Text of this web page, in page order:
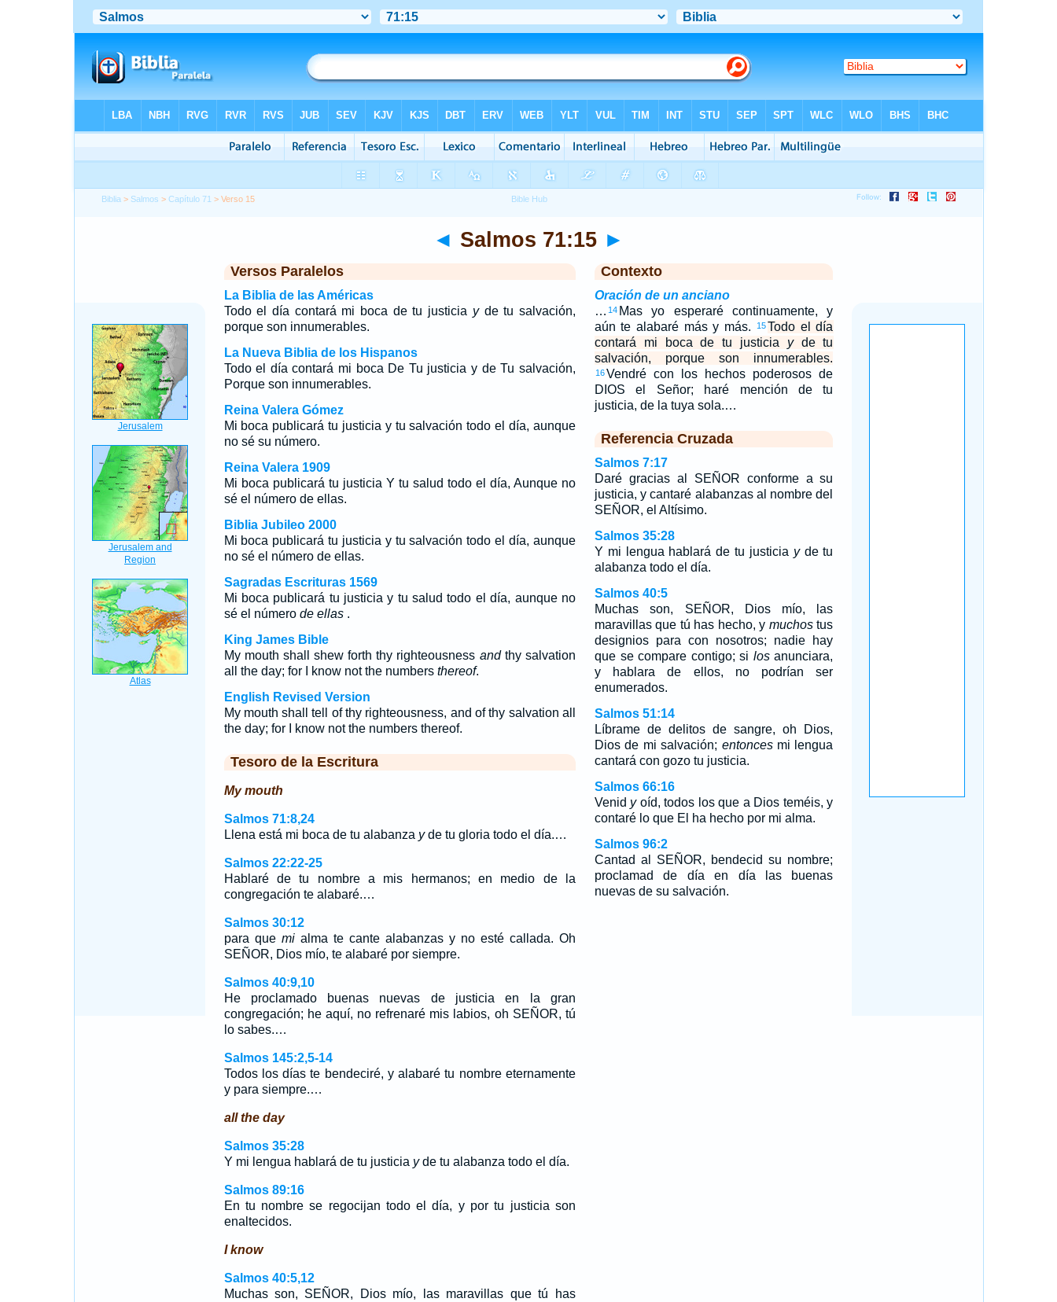
Biblia > Salmos >Capítulo 71 > Verso 15
◄ Salmos 71:15 ►
Versos Paralelos
La Biblia de las Américas
Todo el día contará mi boca de tu justicia yde tu salvación,
porque son innumerables.
La Nueva Biblia de los Hispanos
Todo el día contará mi boca De Tu justicia y de Tu salvación,
Porque son innumerables.
Reina Valera Gómez
Mi boca publicará tu justicia y tu salvación todo el día, aunque
no sé su número.
Reina Valera 1909
Mi boca publicará tu justicia Y tu salud todo el día, Aunque no
sé el número de ellas.
Biblia Jubileo 2000
Mi boca publicará tu justicia y tu salvación todo el día, aunque
no sé el número de ellas.
Sagradas Escrituras 1569
Mi boca publicará tu justicia y tu salud todo el día, aunque no
sé el número de ellas.
King James Bible
My mouth shall shew forth thy righteousness andthy salvation
all the day; for I know not the numbers thereof.
English Revised Version
My mouth shall tell of thy righteousness, and of thy salvation all
the day; for I know not the numbers thereof.
Tesoro de la Escritura
My mouth
Salmos 71:8,24
Llena está mi boca de tu alabanza yde tu gloria todo el día.…
Salmos 22:22-25
Hablaré de tu nombre a mis hermanos; en medio de la
congregación te alabaré.…
Salmos 30:12
para que mialma te cante alabanzas y no esté callada. Oh
SEÑOR, Dios mío, te alabaré por siempre.
Salmos 40:9,10
He proclamado buenas nuevas de justicia en la gran
congregación; he aquí, no refrenaré mis labios, oh SEÑOR, tú
lo sabes.…
Salmos 145:2,5-14
Todos los días te bendeciré, y alabaré tu nombre eternamente
y para siempre.…
all the day
Salmos 35:28
Y mi lengua hablará de tu justicia yde tu alabanza todo el día.
Salmos 89:16
En tu nombre se regocijan todo el día, y por tu justicia son
enaltecidos.
I know
Salmos 40:5,12
Muchas son, SEÑOR, Dios mío, las maravillas que tú has
Contexto
Oración de un anciano
… 14 Mas yo esperaré continuamente, y
aún te alabaré más y más.
15Todo el día
contará mi boca de tu justicia yde tu
salvación, porque son innumerables.
16Vendré con los hechos poderosos de
DIOS el Señor; haré mención de tu
justicia, de la tuya sola.…
Referencia Cruzada
Salmos 7:17
Daré gracias al SEÑOR conforme a su
justicia, y cantaré alabanzas al nombre del
SEÑOR, el Altísimo.
Salmos 35:28
Y mi lengua hablará de tu justicia yde tu
alabanza todo el día.
Salmos 40:5
Muchas son, SEÑOR, Dios mío, las
maravillas que tú has hecho, y muchostus
designios para con nosotros; nadie hay
que se compare contigo; si losanunciara,
y hablara de ellos, no podrían ser
enumerados.
Salmos 51:14
Líbrame de delitos de sangre, oh Dios,
Dios de mi salvación; entoncesmi lengua
cantará con gozo tu justicia.
Salmos 66:16
Venid yoíd, todos los que a Dios teméis, y
contaré lo que El ha hecho por mi alma.
Salmos 96:2
Cantad al SEÑOR, bendecid su nombre;
proclamad de día en día las buenas
nuevas de su salvación.